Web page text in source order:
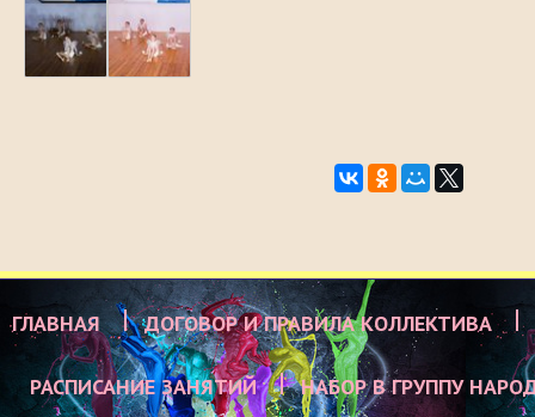
ГЛАВНАЯ ДОГОВОР И ПРАВИЛА КОЛЛЕКТИВА
РАСПИСАНИЕ ЗАНЯТИЙ НАБОР В ГРУППУ